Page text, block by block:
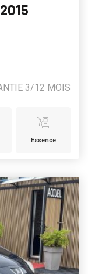
3/12 MOIS
Essence